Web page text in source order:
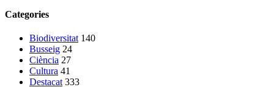
Categories
Biodiversitat 140
Busseig 24
Ciència 27
Cultura 41
Destacat 333